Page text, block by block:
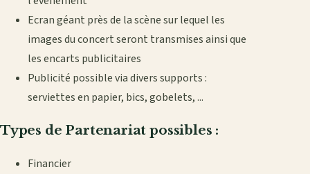
Ecran géant près de la scène sur lequel les
images du concert seront transmises ainsi que
les encarts publicitaires
Publicité possible via divers supports :
serviettes en papier, bics, gobelets, ...
Types de Partenariat possibles :
Financier